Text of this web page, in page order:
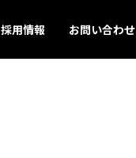
採用情報 お問い合わせ